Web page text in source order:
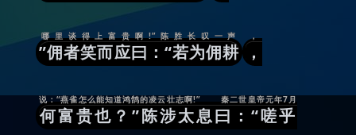
”佣者笑而应曰：“若为佣耕
哪里谈得上富贵啊!”陈胜长叹一声
，
，
何富贵也？”陈涉太息曰：“嗟乎
说：“燕雀怎么能知道鸿鹄的凌云壮志啊!” 秦二世皇帝元年7月